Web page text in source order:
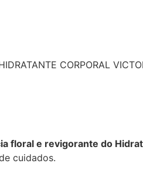
CORPORAL
floral e revigorante do
cuidados.